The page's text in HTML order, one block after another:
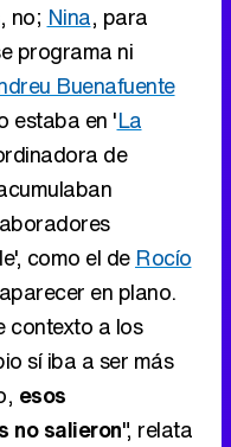
, no; Nina, para
programa ni
Buenafuente
estaba en 'La
de
como el de Rocío
en plano.
contexto a los
sí iba a ser más
esos
no salieron", relata